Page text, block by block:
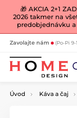
🎁 AKCIA 2+1
2026 takmer na
predobjednávku a
Zavolajte nám (Po-Pi 9-
Úvod Káva a čaj